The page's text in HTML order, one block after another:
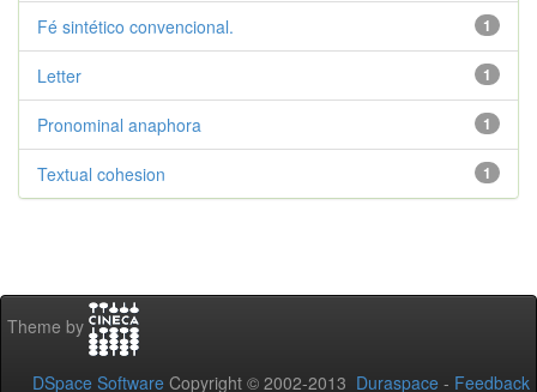
1
Fé sintético convencional.
1
Letter
1
Pronominal anaphora
1
Textual cohesion
Theme by
DSpace Software Copyright © 2002-2013 Duraspace - Feedback